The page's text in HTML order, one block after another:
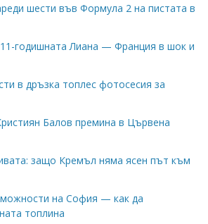
шести във Формула 2 на пистата в
годишната Лиана — Франция в шок и
в дръзка топлес фотосесия за
Балов премина в Цървена
защо Кремъл няма ясен път към
на София — как да
топлина